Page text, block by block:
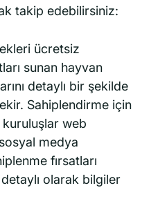
takip edebilirsiniz:
ücretsiz
sunan hayvan
detaylı bir şekilde
Sahiplendirme için
web
medya
fırsatları
olarak bilgiler